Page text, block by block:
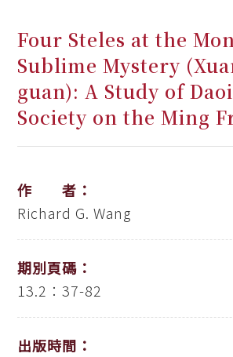
Four Steles at the
Sublime Mystery
guan): A Study of
Society on the Ming
作 者：
Richard G. Wang
期別頁碼：
13.2：37-82
出版時間：